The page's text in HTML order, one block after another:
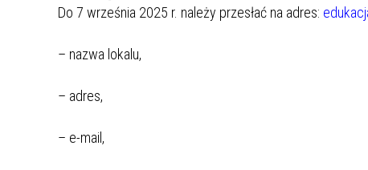
Do 7 września 2025 r. należy przesłać na adres:
– nazwa lokalu,
– adres,
– e-mail,